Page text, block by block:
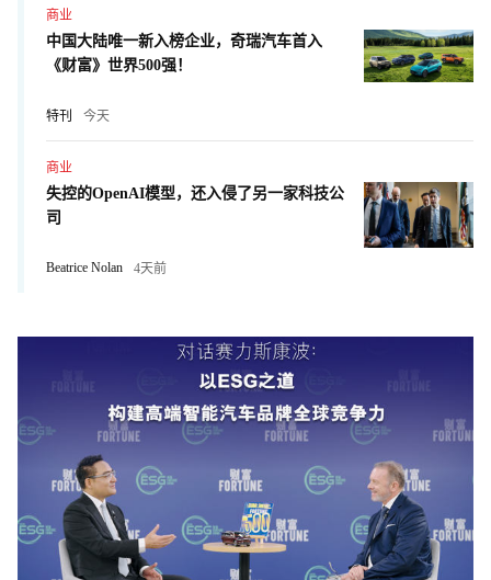
商业
中国大陆唯一新入榜企业，奇瑞汽车首入
《财富》世界500强！
特刊 今天
商业
失控的OpenAI模型，还入侵了另一家科技公
司
Beatrice Nolan 4天前